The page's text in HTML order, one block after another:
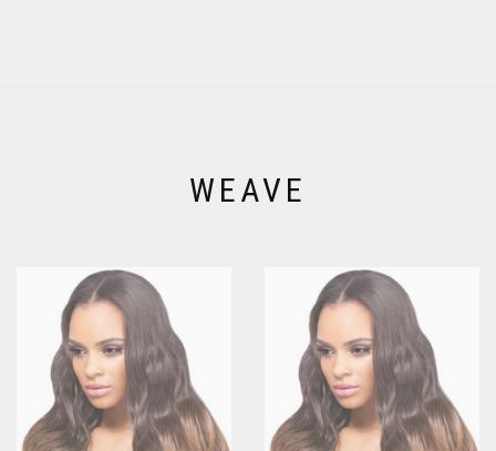
WEAVE